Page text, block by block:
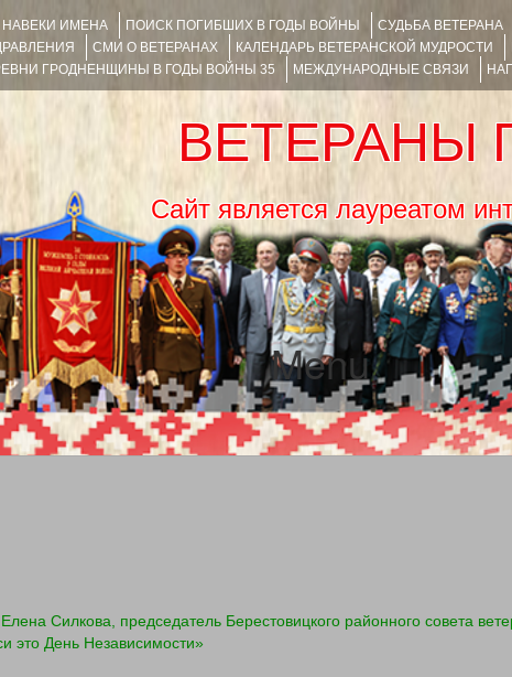
НАВЕКИ ИМЕНА ПОИСК ПОГИБШИХ В ГОДЫ ВОЙНЫ СУДЬБА ВЕТЕРАНА
СМИ О ВЕТЕРАНАХ КАЛЕНДАРЬ ВЕТЕРАНСКОЙ МУДРОСТИ
ГРОДНЕНЩИНЫ В ГОДЫ ВОЙНЫ 35 МЕЖДУНАРОДНЫЕ СВЯЗИ
ВЕТЕРАНЫ
Сайт является
Menu
SKIP TO CONTENT
Елена Силкова, председатель Берестовицкого районного совета
это День Независимости»